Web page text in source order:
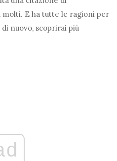
E ha tutte le ragioni per
nuovo, scoprirai più